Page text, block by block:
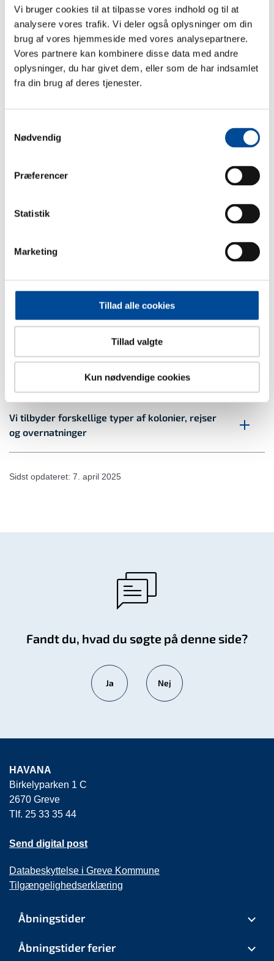
Vi bruger cookies til at tilpasse vores indhold og til at
analysere vores trafik. Vi deler også oplysninger om din
brug af vores hjemmeside med vores analysepartnere.
Vores partnere kan kombinere disse data med andre
oplysninger, du har givet dem, eller som de har indsamlet
fra din brug af deres tjenester.
Nødvendig
Præferencer
Statistik
Marketing
Tillad alle cookies
Tillad valgte
Kun nødvendige cookies
Der er plads til max 18 deltagere hver gang.
Aktiviteter
I Havana er ikke to dage ens og vi foretager os rigtig meget
Vores daglige aktiviteter
Medlemmerne får styrket deres relationer til hinanden og
afprøvet egne grænser, hvilket er med til at udvikle
selvstændighed og selvtillid.
Havana tilbyder flere kolonier om året. "at rejse er at leve"
Vi tilbyder forskellige typer af kolonier, rejser
og overnatninger
Sidst opdateret: 7. april 2025
Fandt du, hvad du søgte på denne side?
Ja Nej
HAVANA
Birkelyparken 1 C
2670 Greve
Tlf. 25 33 35 44
Send digital post
Databeskyttelse i Greve Kommune
Tilgængelighedserklæring
Åbningstider
Åbningstider ferier